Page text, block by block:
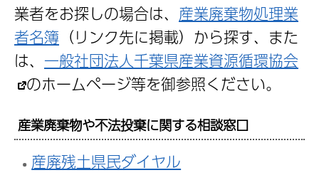
業者をお探しの場合は、 産業廃棄物処理業
者名簿 （リンク先に掲載）から探す、また
は、 一般社団法人千葉県産業資源循環協会
のホームページ等を御参照ください。
産業廃棄物や不法投棄に関する相談窓口
産廃残土県民ダイヤル